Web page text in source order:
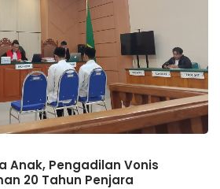
Anak, Pengadilan Vonis
20 Tahun Penjara